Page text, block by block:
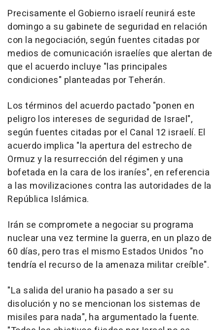
Precisamente el Gobierno israelí reunirá este
domingo a su gabinete de seguridad en relación
con la negociación, según fuentes citadas por
medios de comunicación israelíes que alertan de
que el acuerdo incluye "las principales
condiciones" planteadas por Teherán.
Los términos del acuerdo pactado "ponen en
peligro los intereses de seguridad de Israel",
según fuentes citadas por el Canal 12 israelí. El
acuerdo implica "la apertura del estrecho de
Ormuz y la resurrección del régimen y una
bofetada en la cara de los iraníes", en referencia
a las movilizaciones contra las autoridades de la
República Islámica.
Irán se compromete a negociar su programa
nuclear una vez termine la guerra, en un plazo de
60 días, pero tras el mismo Estados Unidos "no
tendría el recurso de la amenaza militar creíble".
"La salida del uranio ha pasado a ser su
disolución y no se mencionan los sistemas de
misiles para nada", ha argumentado la fuente.